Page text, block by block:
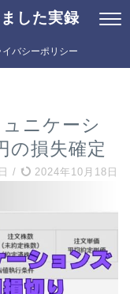
した実録
イバシーポリシー
ニケーシ
の損失確定
/ 2024年10月18日